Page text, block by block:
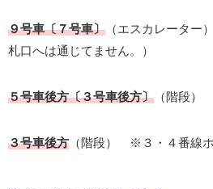
９号車〔７号車〕 （エスカレータ
札口へは通じてません。）
５号車後方〔３号車後方〕 （階段）
３号車後方 （階段） ※３・４番線